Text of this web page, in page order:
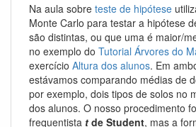
Na aula sobre teste de hipótese
Monte Carlo para testar a hipótese
são distintas, ou que uma é maior/
no exemplo do Tutorial Árvores do
exercício Altura dos alunos. Em
estávamos comparando médias de
por exemplo, dois tipos de solos no
dos alunos. O nosso procedimento
frequentista t de Student, mas a